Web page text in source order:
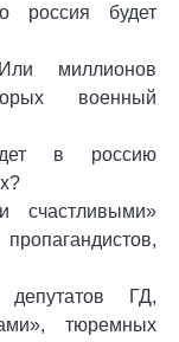
россия будет
миллионов
военный
в россию
счастливыми»
ГД,
тюремных